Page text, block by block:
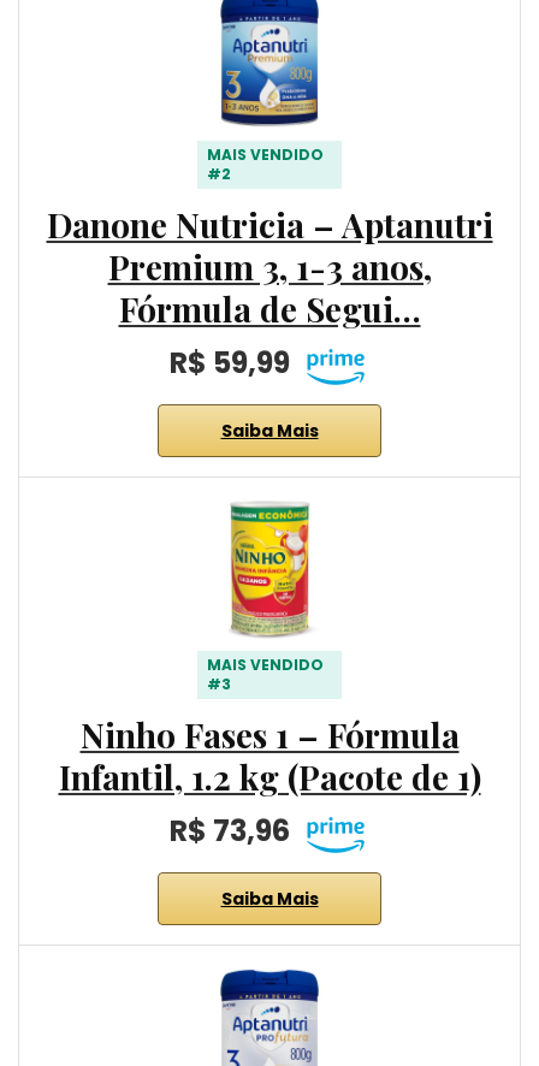
MAIS VENDIDO
#2
Danone Nutricia – Aptanutri
Premium 3, 1-3 anos,
Fórmula de Segui…
R$ 59,99
Saiba Mais
MAIS VENDIDO
#3
Ninho Fases 1 – Fórmula
Infantil, 1.2 kg (Pacote de 1)
R$ 73,96
Saiba Mais